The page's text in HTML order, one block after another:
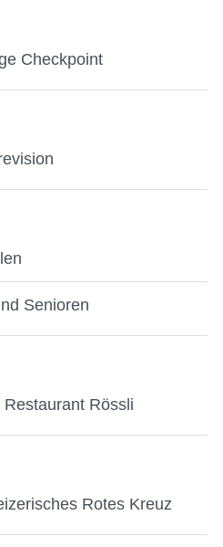
Checkpoint
Senioren
Rössli
Rotes Kreuz